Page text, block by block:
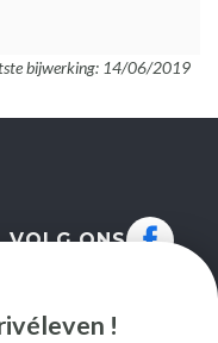
!
bijwerking: 14/06/2019
VOLG ONS